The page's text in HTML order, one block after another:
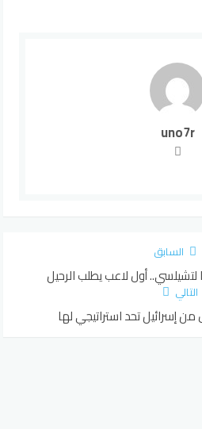
uno7r
السابق
لتشيلسي.. أول لاعب يطلب الرحيل
التالي
إسرائيل تحد استراتيجي لها